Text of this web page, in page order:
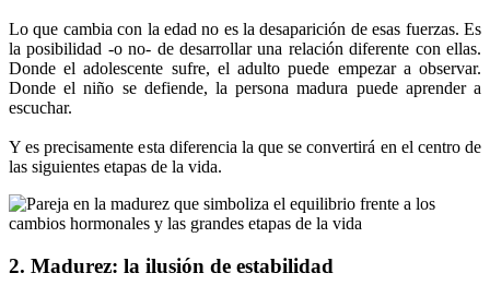
Lo que cambia con la edad no es la desaparición de esas fuerzas. Es
la posibilidad -o no- de desarrollar una relación diferente con ellas.
Donde el adolescente sufre, el adulto puede empezar a observar.
Donde el niño se defiende, la persona madura puede aprender a
escuchar.
Y es precisamente esta diferencia la que se convertirá en el centro de
las siguientes etapas de la vida.
2. Madurez: la ilusión de estabilidad